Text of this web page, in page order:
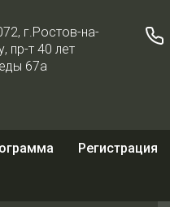
г.Ростов-на-
пр-т 40 лет
67а
Регистрация